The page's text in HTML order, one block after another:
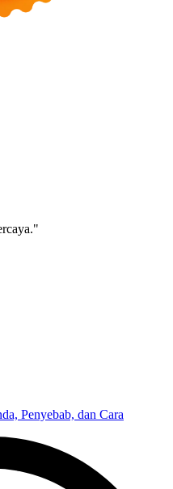
Penyebab, dan Cara